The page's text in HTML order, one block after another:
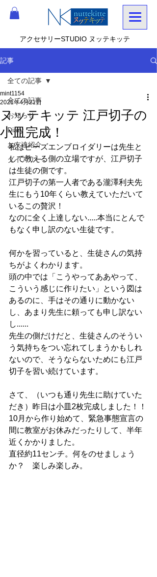
アクセサリーSTUDIO ヌッテキッテ
記事
全ての記事
お知らせ
Diary
お友達紹介
ダイアリー
全ての記事
ヌッテキッテ 江戸切子の
小皿完成！
mint1154
2021年4月21日
私はビーズエンブロイダリーは先生と
して教える側の立場ですが、江戸切子
は生徒の側です。
江戸切子の第一人者である瀧澤利夫先
生にもう10年くらい教えていただいて
いるこの贅沢！
なのに全く上達しない.....本当にとんで
もなく申し訳のない生徒です。
何かを習っていると、生徒さんの気持
ちがよくわかります。
頭の中では「こうやってああやって、
こういう感じに作りたい」という図は
あるのに、手はその通りに動かない
し、あまり先生に頼っても申し訳ない
し......
先生の側だけだと、生徒さんのそうい
う気持ちをつい忘れてしまうかもしれ
ないので、そうならないためにも江戸
切子を習い続けています。
さて、（いつも通り先生に助けていた
だき）昨日は小皿2枚完成しました！！
10月から作り始めて、緊急事態宣言の
間に教室がお休みだったりして、半年
近くかかりました。
直径約11センチ。何をのせましょう
か？　楽しみ楽しみ。